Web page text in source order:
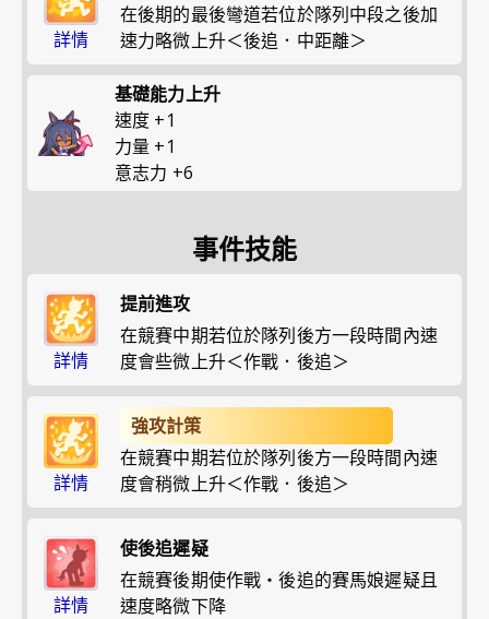
詳情
在後期的最後彎道若位於隊列中段之後加
速力略微上升＜後追．中距離＞
基礎能力上升
速度 +1
力量 +1
意志力 +6
事件技能
詳情
提前進攻
在競賽中期若位於隊列後方一段時間內速
度會些微上升＜作戰．後追＞
詳情
強攻計策
在競賽中期若位於隊列後方一段時間內速
度會稍微上升＜作戰．後追＞
詳情
使後追遲疑
在競賽後期使作戰・後追的賽馬娘遲疑且
速度略微下降